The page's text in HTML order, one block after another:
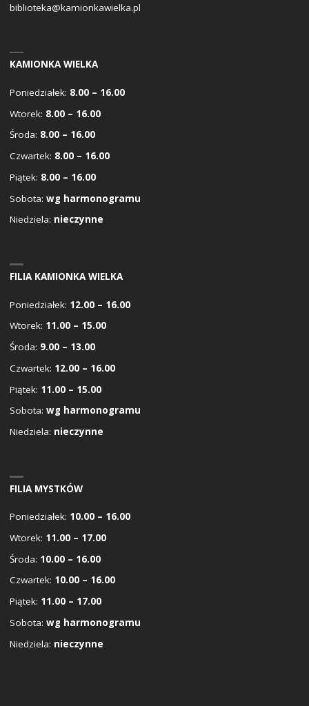
biblioteka@kamionkawielka.pl
KAMIONKA WIELKA
Poniedziałek: 8.00 – 16.00
Wtorek: 8.00 – 16.00
Środa: 8.00 – 16.00
Czwartek: 8.00 – 16.00
Piątek: 8.00 – 16.00
Sobota: wg harmonogramu
Niedziela: nieczynne
FILIA KAMIONKA WIELKA
Poniedziałek: 12.00 – 16.00
Wtorek: 11.00 – 15.00
Środa: 9.00 – 13.00
Czwartek: 12.00 – 16.00
Piątek: 11.00 – 15.00
Sobota: wg harmonogramu
Niedziela: nieczynne
FILIA MYSTKÓW
Poniedziałek: 10.00 – 16.00
Wtorek: 11.00 – 17.00
Środa: 10.00 – 16.00
Czwartek: 10.00 – 16.00
Piątek: 11.00 – 17.00
Sobota: wg harmonogramu
Niedziela: nieczynne